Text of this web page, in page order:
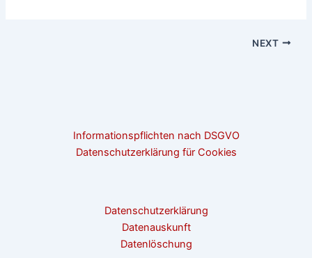
NEXT
Informationspflichten nach DSGVO
Datenschutzerklärung für Cookies
Datenschutzerklärung
Datenauskunft
Datenlöschung